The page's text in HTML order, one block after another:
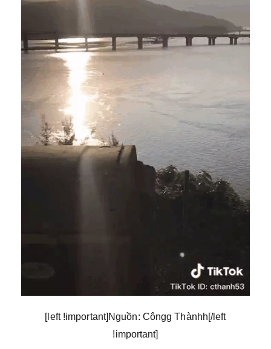
[left !important]Nguồn: Côngg Thànhh[/left
!important]